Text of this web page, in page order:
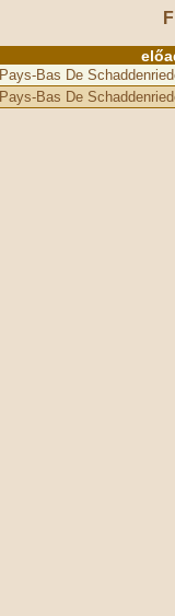
Pays-Bas De
Pays-Bas De